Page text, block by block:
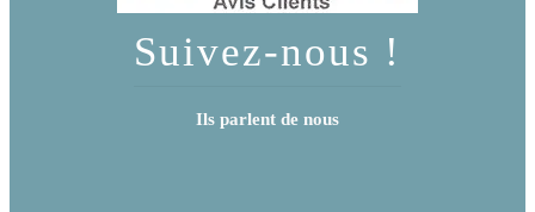
Suivez-nous !
Ils parlent de nous